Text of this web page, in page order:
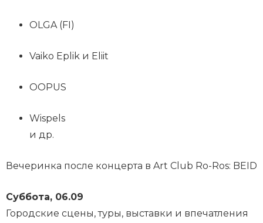
OLGA (FI)
Vaiko Eplik и Eliit
OOPUS
Wispels
и др.
Вечеринка после концерта в Art Club Ro-Ros: BEID
Суббота, 06.09
Городские сцены, туры, выставки и впечатления